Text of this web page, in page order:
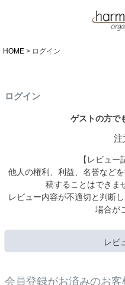
HOME ログイン
ログイン
ゲストの方で
注
【レビュー
他人の権利、利益、名誉など
稿することはできま
レビュー内容が不適切と判断
場合が
レビ
会員登録がお済みのお客